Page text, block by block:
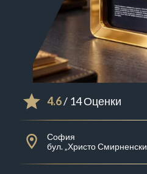
4.6/ 14 Оценки
София
бул. „Христо